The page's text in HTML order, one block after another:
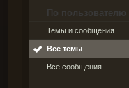
По пользователю
Темы и сообщения
Все темы
Все сообщения